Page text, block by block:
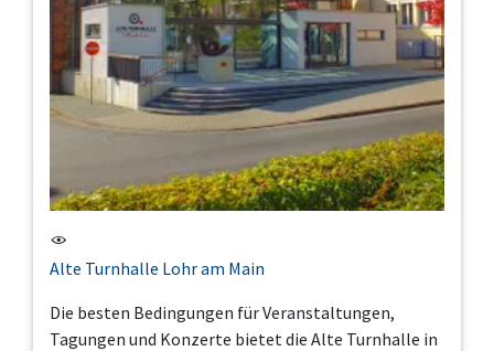
Alte Turnhalle Lohr am Main
Die besten Bedingungen für Veranstaltungen,
Tagungen und Konzerte bietet die Alte Turnhalle in